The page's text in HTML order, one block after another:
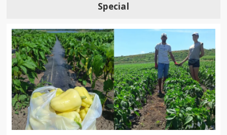
Special